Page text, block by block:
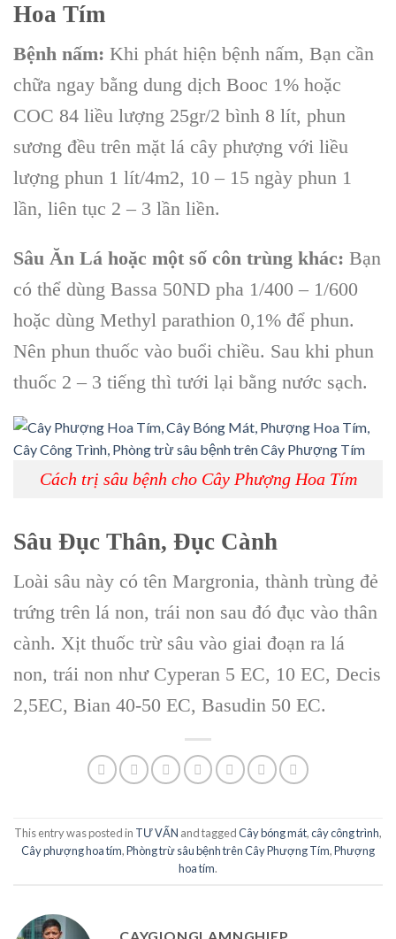
Hoa Tím
Bệnh nấm: Khi phát hiện bệnh nấm, Bạn cần
chữa ngay bằng dung dịch Booc 1% hoặc
COC 84 liều lượng 25gr/2 bình 8 lít, phun
sương đều trên mặt lá cây phượng với liều
lượng phun 1 lít/4m2, 10 – 15 ngày phun 1
lần, liên tục 2 – 3 lần liền.
Sâu Ăn Lá hoặc một số côn trùng khác: Bạn
có thể dùng Bassa 50ND pha 1/400 – 1/600
hoặc dùng Methyl parathion 0,1% để phun.
Nên phun thuốc vào buổi chiều. Sau khi phun
thuốc 2 – 3 tiếng thì tưới lại bằng nước sạch.
Cách trị sâu bệnh cho Cây Phượng Hoa Tím
Sâu Đục Thân, Đục Cành
Loài sâu này có tên Margronia, thành trùng đẻ
trứng trên lá non, trái non sau đó đục vào thân
cành. Xịt thuốc trừ sâu vào giai đoạn ra lá
non, trái non như Cyperan 5 EC, 10 EC, Decis
2,5EC, Bian 40-50 EC, Basudin 50 EC.
This entry was posted in TƯ VẤN and taggedCây bóng mát,cây công trình,
Cây phượng hoa tím,Phòng trừ sâu bệnh trên Cây Phượng Tím,Phượng
hoa tím.
CAYGIONGLAMNGHIEP